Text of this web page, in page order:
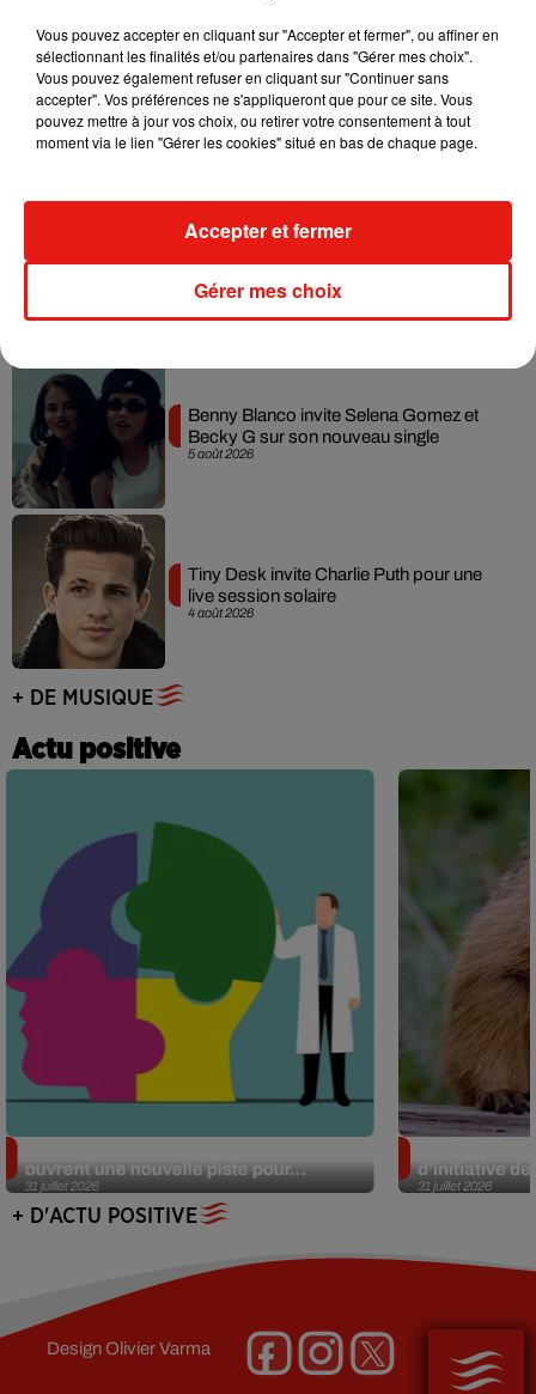
7 août 2026
Tayc et Didi B dévoilent le single le plus
dansant de l’année
7 août 2026
5 août 2026
Benny Blanco invite Selena Gomez et
Becky G sur son nouveau single
4 août 2026
Tiny Desk invite Charlie Puth pour une
live session solaire
+ DE MUSIQUE
Actu positive
31 juillet 2026
ouvrent une nouvelle piste pour...
31 juillet 2026
d’initiative
+ D'ACTU POSITIVE
DesignOlivier Varma
Vous pouvez accepter en cliquant sur "Accepter et fermer", ou affiner en
sélectionnant les finalités et/ou partenaires dans "Gérer mes choix".
Vous pouvez également refuser en cliquant sur "Continuer sans
accepter". Vos préférences ne s'appliqueront que pour ce site. Vous
pouvez mettre à jour vos choix, ou retirer votre consentement à tout
moment via le lien "Gérer les cookies" situé en bas de chaque page.
Gérer mes choix
Accepter et fermer